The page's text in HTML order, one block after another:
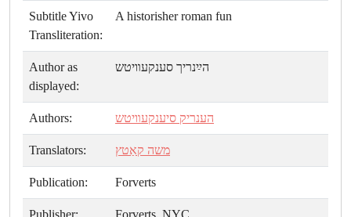
Subtitle Yivo
Transliteration:
A historisher roman fun
Author as
displayed:
הײַנריך סענקעװיטש
Authors: הענריק סיענקעװיטש
Translators: משה קאַטץ
Publication: Forverts
Publisher: Forverts, NYC